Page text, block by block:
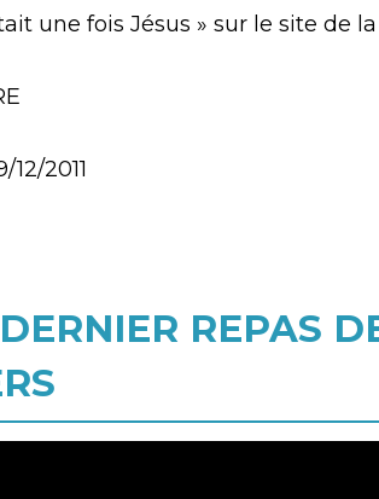
une fois Jésus » sur le site de
2011
REPAS